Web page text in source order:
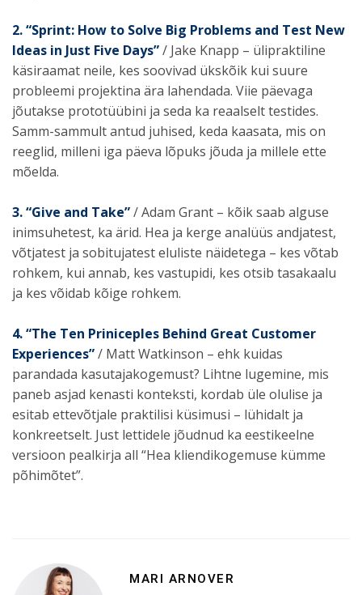
2. “Sprint: How to Solve Big Problems and Test New
Ideas in Just Five Days”/ Jake Knapp – ülipraktiline
käsiraamat neile, kes soovivad ükskõik kui suure
probleemi projektina ära lahendada. Viie päevaga
jõutakse prototüübini ja seda ka reaalselt testides.
Samm-sammult antud juhised, keda kaasata, mis on
reeglid, milleni iga päeva lõpuks jõuda ja millele ette
mõelda.
3. “Give and Take”/ Adam Grant – kõik saab alguse
inimsuhetest, ka ärid. Hea ja kerge analüüs andjatest,
võtjatest ja sobitujatest eluliste näidetega – kes võtab
rohkem, kui annab, kes vastupidi, kes otsib tasakaalu
ja kes võidab kõige rohkem.
4. “The Ten Priniceples Behind Great Customer
Experiences”/ Matt Watkinson – ehk kuidas
parandada kasutajakogemust? Lihtne lugemine, mis
paneb asjad kenasti konteksti, kordab üle olulise ja
esitab ettevõtjale praktilisi küsimusi – lühidalt ja
konkreetselt. Just lettidele jõudnud ka eestikeelne
versioon pealkirja all “Hea kliendikogemuse kümme
põhimõtet”.
MARI ARNOVER